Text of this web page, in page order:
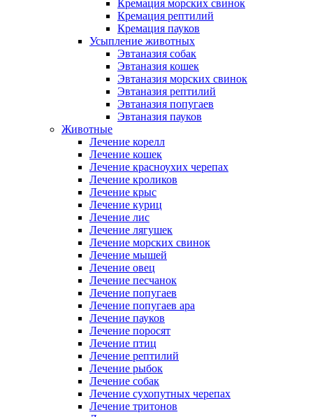
Кремация морских свинок
Кремация рептилий
Кремация пауков
Усыпление животных
Эвтаназия собак
Эвтаназия кошек
Эвтаназия морских свинок
Эвтаназия рептилий
Эвтаназия попугаев
Эвтаназия пауков
Животные
Лечение корелл
Лечение кошек
Лечение красноухих черепах
Лечение кроликов
Лечение крыс
Лечение куриц
Лечение лис
Лечение лягушек
Лечение морских свинок
Лечение мышей
Лечение овец
Лечение песчанок
Лечение попугаев
Лечение попугаев ара
Лечение пауков
Лечение поросят
Лечение птиц
Лечение рептилий
Лечение рыбок
Лечение собак
Лечение сухопутных черепах
Лечение тритонов